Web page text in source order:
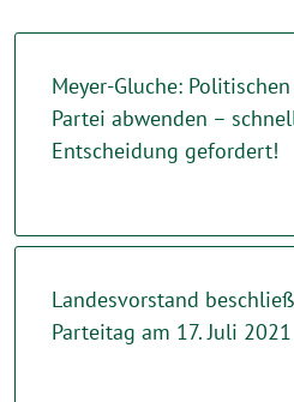
Meyer-Gluche:
Partei abwenden –
Entscheidung gefordert!
Landesvorstand
Parteitag am 17. Juli 2021